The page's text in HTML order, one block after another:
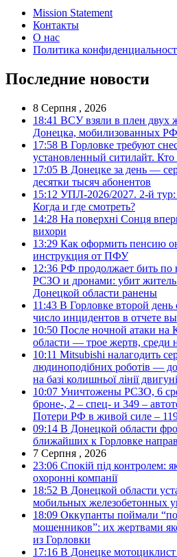
Mission Statement
Контакты
О нас
Политика
Последние новости
8 Серпня , 2026
18:41 ВСУ взяли в плен двух
Донецка, мобилизованных
17:58 В Горловке требуют
установленный ситилайт. Кто
17:05 В Донецке за день —
десятки тысяч абонентов
15:12 УПЛ-2026/2027. 2-й
Когда и где смотреть?
14:28 На поверхні Сонця
вихори
13:29 Как оформить пенсию
инструкция от ПФУ
12:36 РФ продолжает бить по
РСЗО и дронами: убит
Донецкой области ранены
11:43 В Горловке второй
число инцидентов в отчете
10:50 После ночной атаки на
области — трое жертв, среди
10:11 Mitsubishi налагодить
людиноподібних роботів —
на базі колишньої лінії
10:07 Уничтожены РСЗО, 6
броне-, 2 – спец- и 349 –
Потери РФ в живой силе –
09:14 В Донецкой области
ближайших к Горловке
7 Серпня , 2026
23:06 Спокій під контролем:
охоронні компанії
18:52 В Донецкой области
мобильных железобетонных
18:09 Оккупанты поймали
мошенников”: их жертвами
из Горловки
17:16 В Донецке мотоциклист